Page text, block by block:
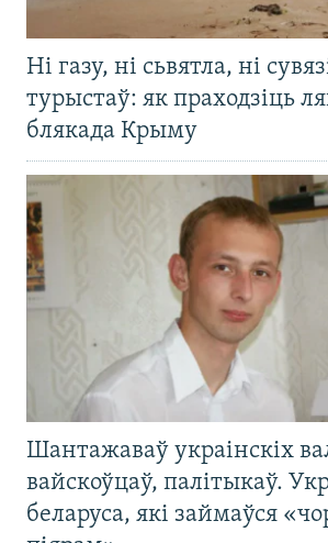
Ні газу, ні сьвятла, ні
турыстаў: як праходзіць
блякада Крыму
Шантажаваў украінскіх
вайскоўцаў, палітыкаў.
беларуса, які займаўся